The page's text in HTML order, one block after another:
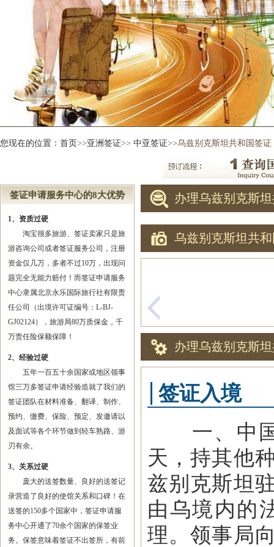
您现在的位置： 首页>>亚洲签证>> 中亚签证>>乌兹别克斯坦共和国签证
签证申请服务中心的8大优势
1、资质过硬
淘宝很多旅游、签证卖家只是旅
游咨询公司或者签证服务公司，注册
资金仅几万，多者不过10万，出现问
题完全无能力赔付！而签证申请服务
中心隶属北京永乐国际旅行社有限责
任公司（出境许可证编号：L-BJ-
GJ02124），旅游局80万质保金，千
万责任险保额保障！
2、经验过硬
五年一百五十余国家或地区领事
馆三万多签证申请经验造就了我们的
签证团队在材料准备、翻译、制作、
预约、缴费、保险、预定、发邀请以
及面试等各个环节做到轻车熟路、游
刃有余。
3、关系过硬
庞大的送签数量、良好的送签记
录营造了良好的使馆关系和口碑！在
送签的150多个国家中，签证申请服
务中心开通了70余个国家的保签业
务。保签意味着签证不出签所，有前
办理乌兹别克斯
乌兹别克斯坦共
办理乌兹别克斯
签证入境
一、中国
天，持其他
兹别克斯坦
由乌境内的
理。领事局